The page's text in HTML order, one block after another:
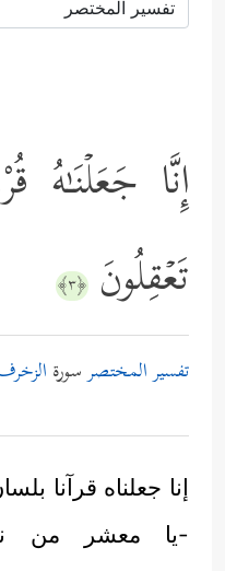
إِنَّا جَعَلۡنَـٰهُ
تَعۡقِلُونَ ﴿٣﴾
تفسير المختصرسورة
إنا جعلناه قرآنا
-يا معشر من